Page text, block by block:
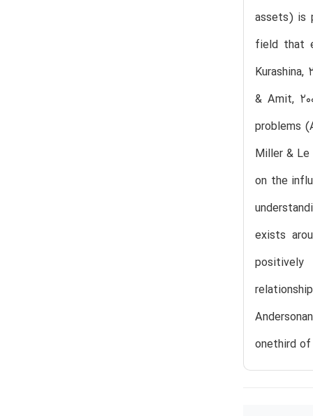
assets) is
field that
Kurashina,
& Amit,
problems
Miller &
on the
exists
onethird